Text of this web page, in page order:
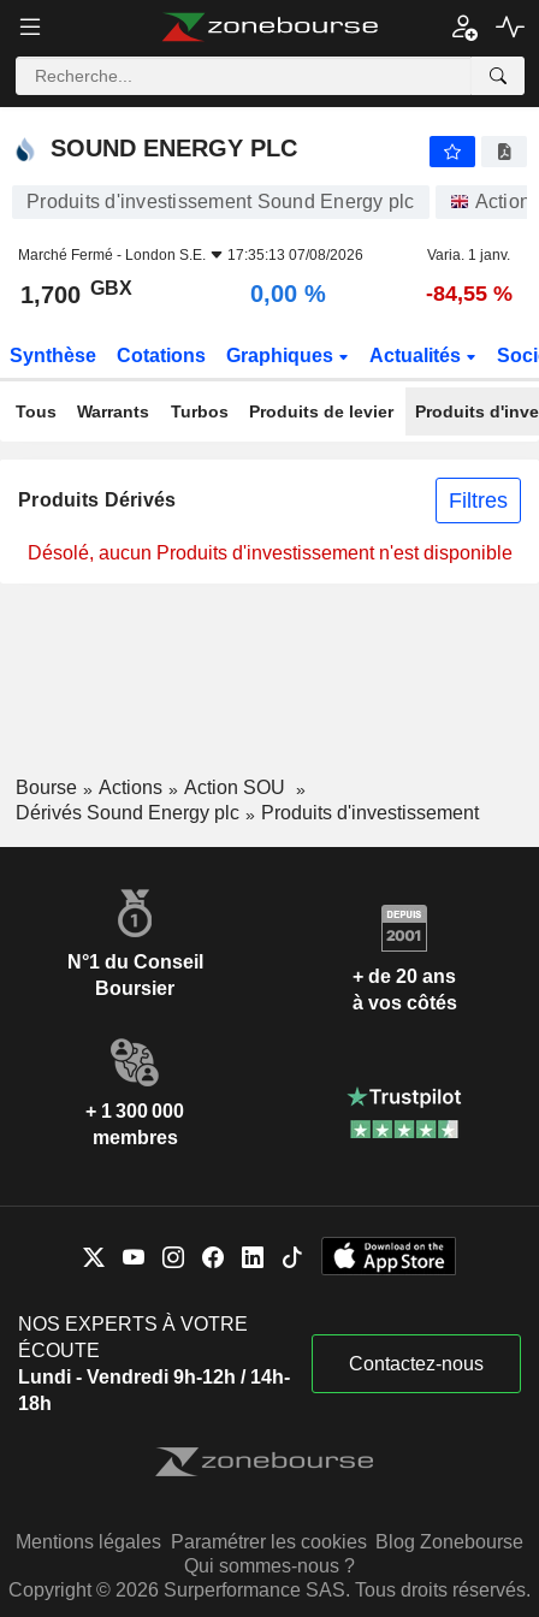
SOUND ENERGY PLC
SOUND ENERGY PLC
Produits d'investissement Sound Energy plc
Marché Fermé - London S.E. 17:35:13 07/08/2026 Varia. 1 janv.
1,700 GBX 0,00 % -84,55 %
Synthèse Cotations Graphiques Actualités
Tous Warrants Turbos Produits de levier Produits
Produits Dérivés Filtres
Désolé, aucun Produits d'investissement n'est disponible
Bourse Actions
Action SOU
Dérivés Sound Energy plc
Produits d'investissement
N°1 du Conseil
Boursier
+ de 20 ans
à vos côtés
+ 1 300 000
membres
NOS EXPERTS À VOTRE
ÉCOUTE
Lundi - Vendredi 9h-12h / 14h-
18h
Contactez-nous
Mentions légales Paramétrer les cookies Blog Zonebourse
Qui sommes-nous ?
Copyright © 2026 Surperformance SAS. Tous droits réservés.